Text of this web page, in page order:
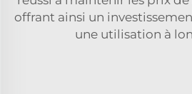
offrant ainsi un
une utilisation à